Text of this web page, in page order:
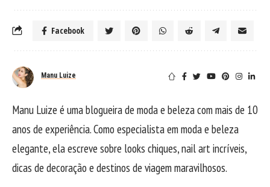
Facebook
Manu Luize
Manu Luize é uma blogueira de moda e beleza com mais de 10
anos de experiência. Como especialista em moda e beleza
elegante, ela escreve sobre looks chiques, nail art incríveis,
dicas de decoração e destinos de viagem maravilhosos.